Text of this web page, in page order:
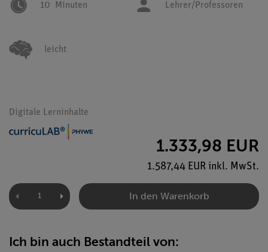
10 Minuten Lehrer/Professoren
leicht
Digitale Lerninhalte
1.333,98 EUR
1.587,44 EUR inkl. MwSt.
In den Warenkorb
Ich bin auch Bestandteil von: